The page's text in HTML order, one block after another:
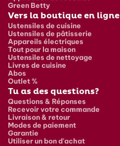
Green Betty
Vers la boutique en ligne
Ustensiles de cuisine
Ustensiles de pâtisserie
Appareils électriques
Tout pour la maison
Ustensiles de nettoyage
Livres de cuisine
Abos
Outlet %
Tu as des questions?
Questions & Réponses
Recevoir votre commande
Livraison & retour
Modes de paiement
Garantie
Utiliser un bon d'achat